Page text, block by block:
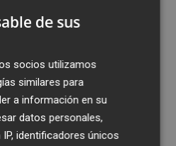
un incendio forestal
victoria 'sprint' del año y
de sus
socios utilizamos
similares para
a información en su
datos personales,
identificadores únicos